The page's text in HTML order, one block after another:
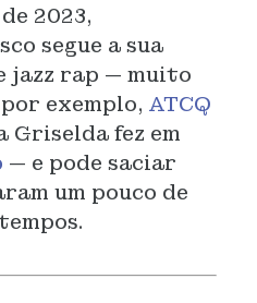
2023,
segue a sua
jazz rap — muito
exemplo, ATCQ
Griselda fez em
— e pode saciar
um pouco de